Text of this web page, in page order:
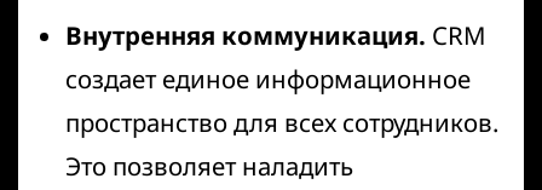
Внутренняя коммуникация. CRM
создает единое информационное
пространство для всех сотрудников.
Это позволяет наладить